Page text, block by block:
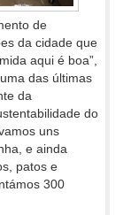
de
da cidade que
aqui é boa”,
das últimas
da
do
uns
e ainda
patos e
300